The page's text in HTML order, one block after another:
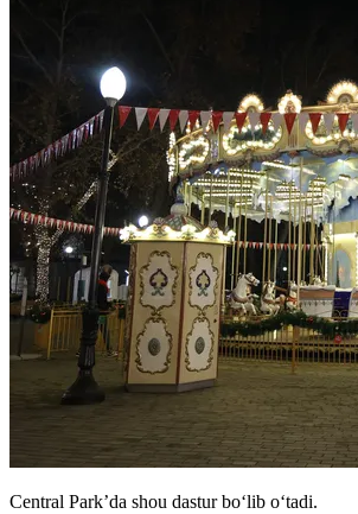
Central Park’da shou dastur boʻlib oʻtadi.